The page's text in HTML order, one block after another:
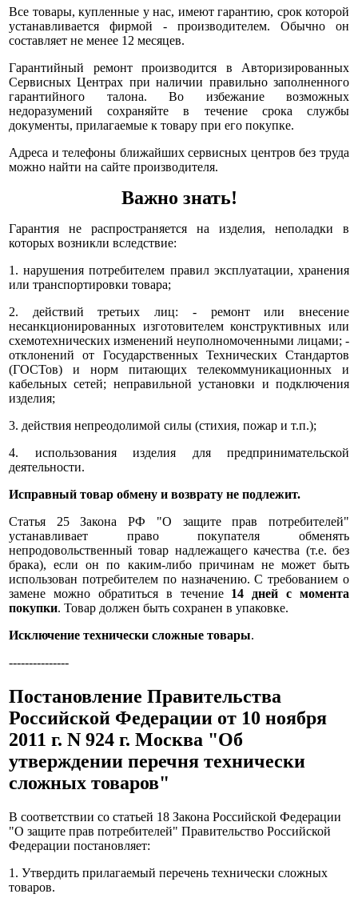
Все товары, купленные у нас, имеют гарантию, срок которой
устанавливается фирмой - производителем. Обычно он
составляет не менее 12 месяцев.
Гарантийный ремонт производится в Авторизированных
Сервисных Центрах при наличии правильно заполненного
гарантийного талона. Во избежание возможных
недоразумений сохраняйте в течение срока службы
документы, прилагаемые к товару при его покупке.
Адреса и телефоны ближайших сервисных центров без труда
можно найти на сайте производителя.
Важно знать!
Гарантия не распространяется на изделия, неполадки в
которых возникли вследствие:
1. нарушения потребителем правил эксплуатации, хранения
или транспортировки товара;
2. действий третьих лиц: - ремонт или внесение
несанкционированных изготовителем конструктивных или
схемотехнических изменений неуполномоченными лицами; -
отклонений от Государственных Технических Стандартов
(ГОСТов) и норм питающих телекоммуникационных и
кабельных сетей; неправильной установки и подключения
изделия;
3. действия непреодолимой силы (стихия, пожар и т.п.);
4. использования изделия для предпринимательской
деятельности.
Исправный товар обмену и возврату не подлежит.
Статья 25 Закона РФ "О защите прав потребителей"
устанавливает право покупателя обменять
непродовольственный товар надлежащего качества (т.е. без
брака), если он по каким-либо причинам не может быть
использован потребителем по назначению. С требованием о
замене можно обратиться в течение 14 дней с момента
покупки. Товар должен быть сохранен в упаковке.
Исключение технически сложные товары.
---------------
Постановление Правительства
Российской Федерации от 10 ноября
2011 г. N 924 г. Москва "Об
утверждении перечня технически
сложных товаров"
В соответствии со статьей 18 Закона Российской Федерации
"О защите прав потребителей" Правительство Российской
Федерации постановляет:
1. Утвердить прилагаемый перечень технически сложных
товаров.